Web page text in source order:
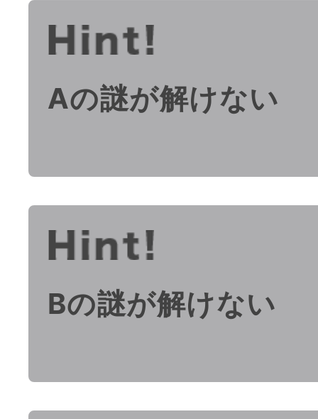
Aの謎が解けない
Bの謎が解けない